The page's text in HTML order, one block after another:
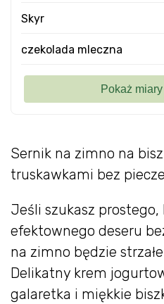
Sernik na zimno na
truskawkami bez
Jeśli szukasz prostego,
efektownego deseru
na zimno będzie
Delikatny krem
galaretka i miękkie
Skyr
czekolada mleczna